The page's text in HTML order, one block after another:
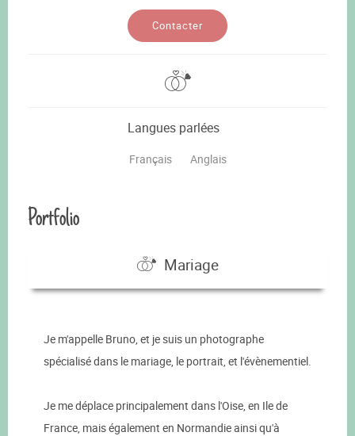
Contacter
Langues parlées
Français Anglais
Portfolio
Mariage
Je m'appelle Bruno, et je suis un photographe
spécialisé dans le mariage, le portrait, et l'évènementiel.
Je me déplace principalement dans l'Oise, en Ile de
France, mais également en Normandie ainsi qu'à